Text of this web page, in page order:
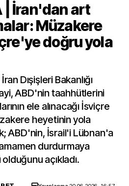
| İran'dan art
Müzakere
doğru yola
Dışişleri Bakanlığı
ABD'nin taahhütlerini
ele alınacağı İsviçre
heyetinin yola
ABD'nin, İsrail'i Lübnan'a
durdurmaya
açıkladı.